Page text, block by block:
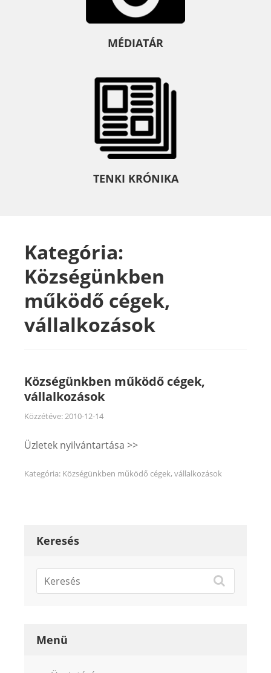
MÉDIATÁR
TENKI KRÓNIKA
Kategória:
Községünkben
működő cégek,
vállalkozások
Községünkben működő cégek,
vállalkozások
Közzétéve:2010-12-14
Üzletek nyilvántartása >>
Kategória: Községünkben működő cégek, vállalkozások
Keresés
Menü